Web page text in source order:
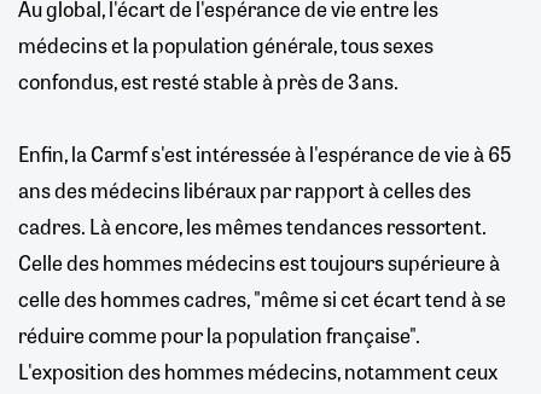
Au global, l'écart de l'espérance de vie entre les
médecins et la population générale, tous sexes
confondus, est resté stable à près de 3 ans.
Enfin, la Carmf s'est intéressée à l'espérance de vie à 65
ans des médecins libéraux par rapport à celles des
cadres. Là encore, les mêmes tendances ressortent.
Celle des hommes médecins est toujours supérieure à
celle des hommes cadres, "même si cet écart tend à se
réduire comme pour la population française".
L'exposition des hommes médecins, notamment ceux